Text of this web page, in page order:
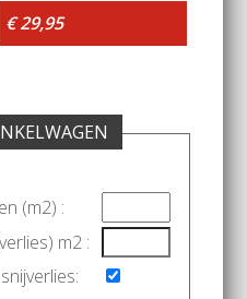
€ 29,95
(m2) :
m2 :